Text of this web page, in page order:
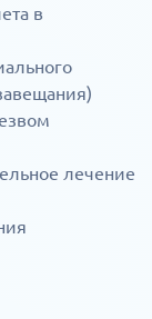
в
лечение